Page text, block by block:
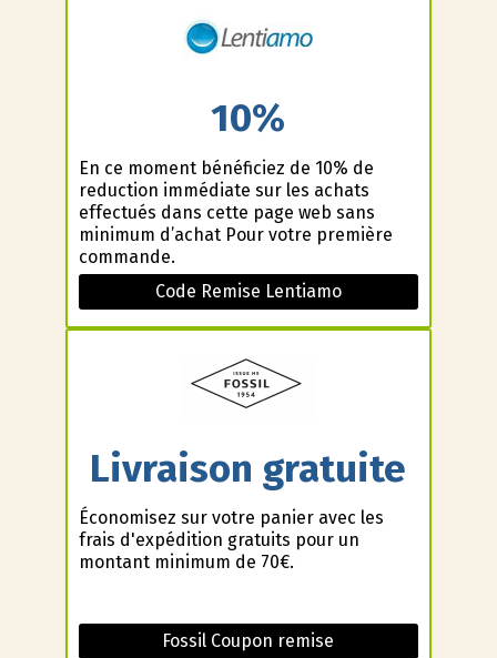
10%
En ce moment bénéficiez de 10% de
reduction immédiate sur les achats
effectués dans cette page web sans
minimum d’achat Pour votre première
commande.
Code Remise Lentiamo
Livraison gratuite
Économisez sur votre panier avec les
frais d'expédition gratuits pour un
montant minimum de 70€.
Fossil Coupon remise